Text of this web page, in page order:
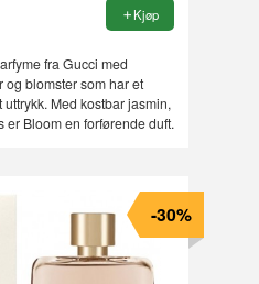
Kjøp
fra Gucci med
blomster som har et
Med kostbar jasmin,
er Bloom en forførende duft.
-30%